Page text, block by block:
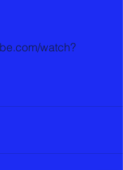
watch?